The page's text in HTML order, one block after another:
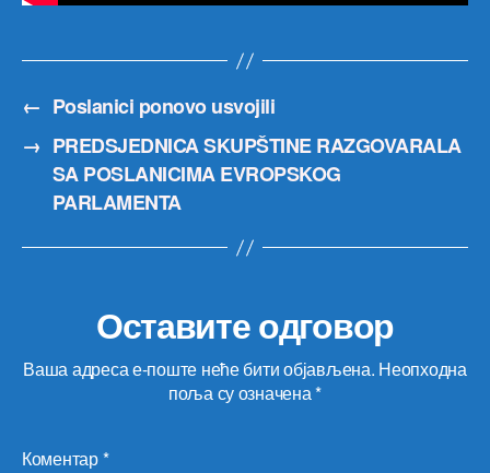
← Poslanici ponovo usvojili
→ PREDSJEDNICA SKUPŠTINE RAZGOVARALA
SA POSLANICIMA EVROPSKOG
PARLAMENTA
Оставите одговор
Ваша адреса е-поште неће бити објављена. Неопходна
поља су означена*
Коментар*